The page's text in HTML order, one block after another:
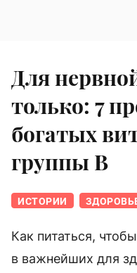
Для
только: 7
богатых
группы B
ИСТОРИИ
Как питаться,
в важнейших для